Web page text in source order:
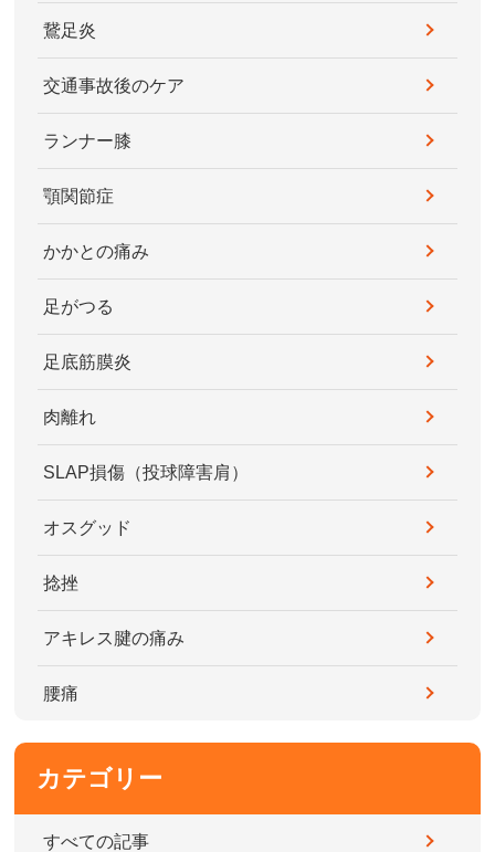
鵞足炎
交通事故後のケア
ランナー膝
顎関節症
かかとの痛み
足がつる
足底筋膜炎
肉離れ
SLAP損傷（投球障害肩）
オスグッド
捻挫
アキレス腱の痛み
腰痛
カテゴリー
すべての記事